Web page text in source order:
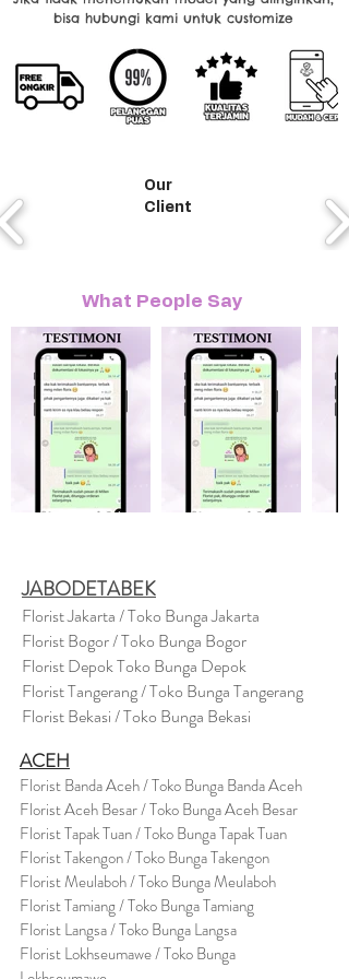
bisa hubungi kami untuk customize
Our
Client
What People Say
JABODETABEK
Florist Jakarta / Toko Bunga Jakarta
Florist Bogor / Toko Bunga Bogor
Florist Depok Toko Bunga Depok
Florist Tangerang / Toko Bunga Tangerang
Florist Bekasi / Toko Bunga Bekasi
ACEH
Florist Banda Aceh / Toko Bunga Banda Aceh
Florist Aceh Besar / Toko Bunga Aceh Besar
Florist Tapak Tuan / Toko Bunga Tapak Tuan
Florist Takengon / Toko Bunga Takengon
Florist Meulaboh / Toko Bunga Meulaboh
Florist Tamiang / Toko Bunga Tamiang
Florist Langsa / Toko Bunga Langsa
Florist Lokhseumawe / Toko Bunga